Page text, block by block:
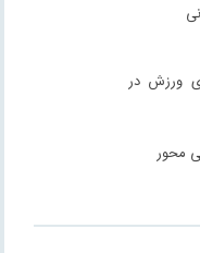
ورزش در
محور